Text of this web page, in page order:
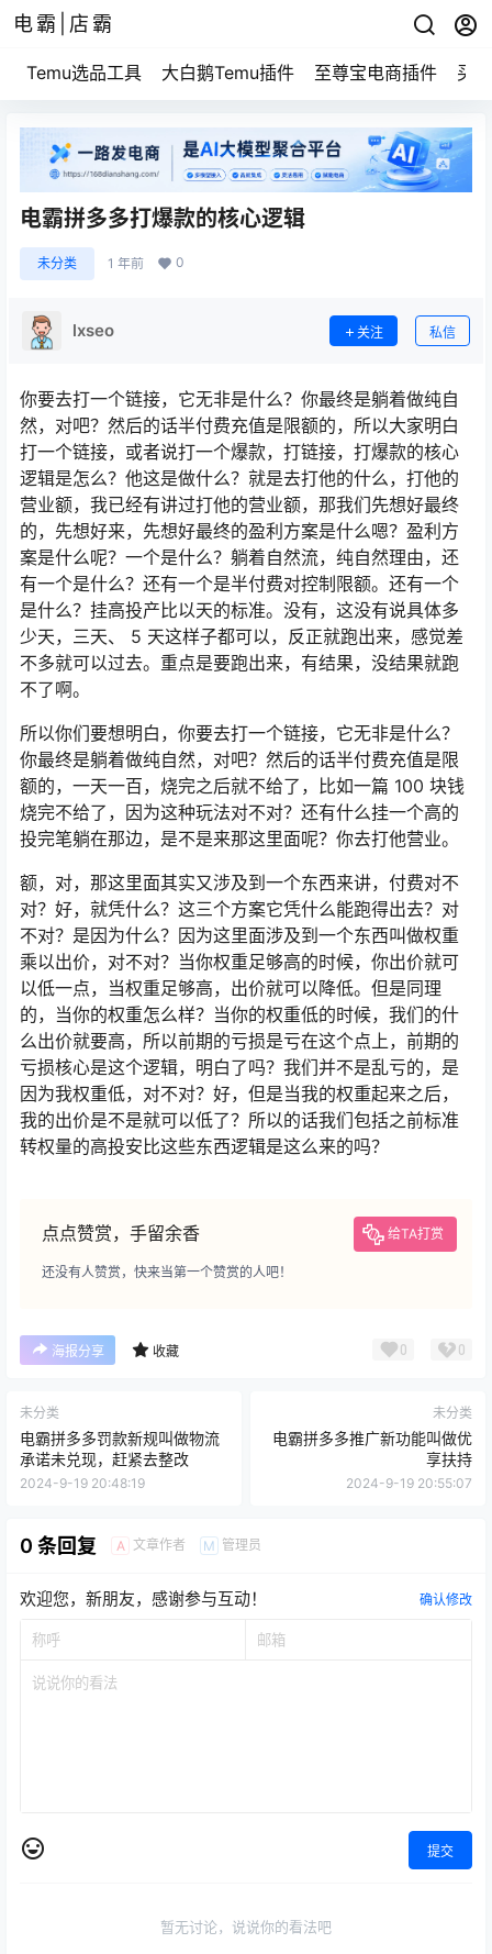
电霸|店霸
Temu选品工具 大白鹅Temu插件 至尊宝电商插件 买
电霸拼多多打爆款的核心逻辑
未分类 1 年前 0
lxseo 关注 私信
你要去打一个链接，它无非是什么？你最终是躺着做纯自
然，对吧？然后的话半付费充值是限额的，所以大家明白
打一个链接，或者说打一个爆款，打链接，打爆款的核心
逻辑是怎么？他这是做什么？就是去打他的什么，打他的
营业额，我已经有讲过打他的营业额，那我们先想好最终
的，先想好来，先想好最终的盈利方案是什么嗯？盈利方
案是什么呢？一个是什么？躺着自然流，纯自然理由，还
有一个是什么？还有一个是半付费对控制限额。还有一个
是什么？挂高投产比以天的标准。没有，这没有说具体多
少天，三天、 5 天这样子都可以，反正就跑出来，感觉差
不多就可以过去。重点是要跑出来，有结果，没结果就跑
不了啊。
所以你们要想明白，你要去打一个链接，它无非是什么？
你最终是躺着做纯自然，对吧？然后的话半付费充值是限
额的，一天一百，烧完之后就不给了，比如一篇 100 块钱
烧完不给了，因为这种玩法对不对？还有什么挂一个高的
投完笔躺在那边，是不是来那这里面呢？你去打他营业。
额，对，那这里面其实又涉及到一个东西来讲，付费对不
对？好，就凭什么？这三个方案它凭什么能跑得出去？对
不对？是因为什么？因为这里面涉及到一个东西叫做权重
乘以出价，对不对？当你权重足够高的时候，你出价就可
以低一点，当权重足够高，出价就可以降低。但是同理
的，当你的权重怎么样？当你的权重低的时候，我们的什
么出价就要高，所以前期的亏损是亏在这个点上，前期的
亏损核心是这个逻辑，明白了吗？我们并不是乱亏的，是
因为我权重低，对不对？好，但是当我的权重起来之后，
我的出价是不是就可以低了？所以的话我们包括之前标准
转权量的高投安比这些东西逻辑是这么来的吗？
点点赞赏，手留余香 给TA打赏
还没有人赞赏，快来当第一个赞赏的人吧！
海报分享 收藏 0 0
未分类
电霸拼多多罚款新规叫做物流
承诺未兑现，赶紧去整改
2024-9-19 20:48:19
未分类
电霸拼多多推广新功能叫做优
享扶持
2024-9-19 20:55:07
0 条回复 A 文章作者 M 管理员
欢迎您，新朋友，感谢参与互动！ 确认修改
提交
暂无讨论，说说你的看法吧